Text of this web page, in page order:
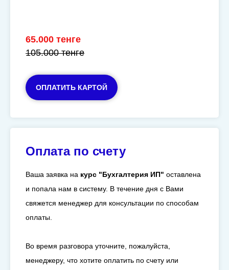
65.000 тенге
105.000 тенге
ОПЛАТИТЬ КАРТОЙ
Оплата по счету
Ваша заявка на курс "Бухгалтерия ИП" оставлена
и попала нам в систему. В течение дня с Вами
свяжется менеджер для консультации по способам
оплаты.
Во время разговора уточните, пожалуйста,
менеджеру, что хотите оплатить по счету или